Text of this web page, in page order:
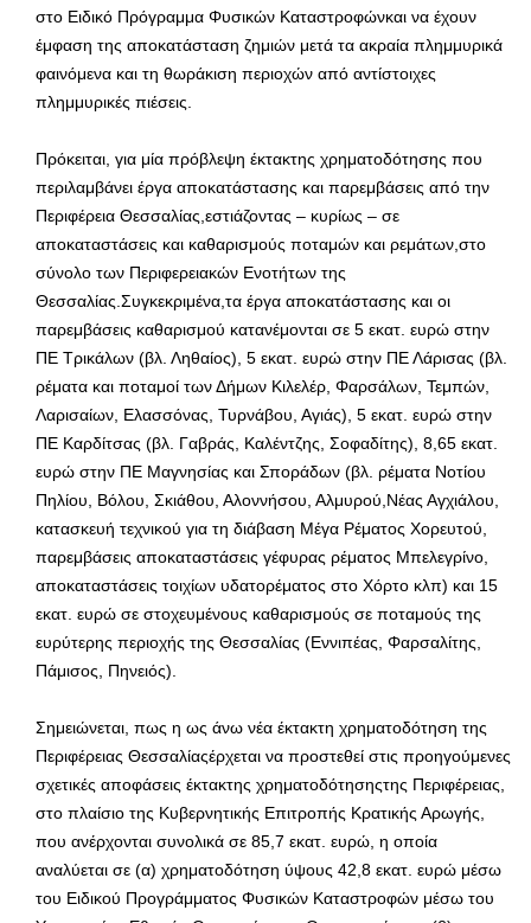
στο Ειδικό Πρόγραμμα Φυσικών Καταστροφώνκαι να έχουν
έμφαση της αποκατάσταση ζημιών μετά τα ακραία πλημμυρικά
φαινόμενα και τη θωράκιση περιοχών από αντίστοιχες
πλημμυρικές πιέσεις.
Πρόκειται, για μία πρόβλεψη έκτακτης χρηματοδότησης που
περιλαμβάνει έργα αποκατάστασης και παρεμβάσεις από την
Περιφέρεια Θεσσαλίας,εστιάζοντας – κυρίως – σε
αποκαταστάσεις και καθαρισμούς ποταμών και ρεμάτων,στο
σύνολο των Περιφερειακών Ενοτήτων της
Θεσσαλίας.Συγκεκριμένα,τα έργα αποκατάστασης και οι
παρεμβάσεις καθαρισμού κατανέμονται σε 5 εκατ. ευρώ στην
ΠΕ Τρικάλων (βλ. Ληθαίος), 5 εκατ. ευρώ στην ΠΕ Λάρισας (βλ.
ρέματα και ποταμοί των Δήμων Κιλελέρ, Φαρσάλων, Τεμπών,
Λαρισαίων, Ελασσόνας, Τυρνάβου, Αγιάς), 5 εκατ. ευρώ στην
ΠΕ Καρδίτσας (βλ. Γαβράς, Καλέντζης, Σοφαδίτης), 8,65 εκατ.
ευρώ στην ΠΕ Μαγνησίας και Σποράδων (βλ. ρέματα Νοτίου
Πηλίου, Βόλου, Σκιάθου, Αλοννήσου, Αλμυρού,Νέας Αγχιάλου,
κατασκευή τεχνικού για τη διάβαση Μέγα Ρέματος Χορευτού,
παρεμβάσεις αποκαταστάσεις γέφυρας ρέματος Μπελεγρίνο,
αποκαταστάσεις τοιχίων υδατορέματος στο Χόρτο κλπ) και 15
εκατ. ευρώ σε στοχευμένους καθαρισμούς σε ποταμούς της
ευρύτερης περιοχής της Θεσσαλίας (Εννιπέας, Φαρσαλίτης,
Πάμισος, Πηνειός).
Σημειώνεται, πως η ως άνω νέα έκτακτη χρηματοδότηση της
Περιφέρειας Θεσσαλίαςέρχεται να προστεθεί στις προηγούμενες
σχετικές αποφάσεις έκτακτης χρηματοδότησηςτης Περιφέρειας,
στο πλαίσιο της Κυβερνητικής Επιτροπής Κρατικής Αρωγής,
που ανέρχονται συνολικά σε 85,7 εκατ. ευρώ, η οποία
αναλύεται σε (α) χρηματοδότηση ύψους 42,8 εκατ. ευρώ μέσω
του Ειδικού Προγράμματος Φυσικών Καταστροφών μέσω του